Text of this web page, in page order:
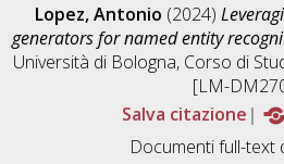
Lopez, Antonio (2024)
generators for named entity
Università di Bologna, Corso di
[LM-
Salva citazione
Documenti full-text